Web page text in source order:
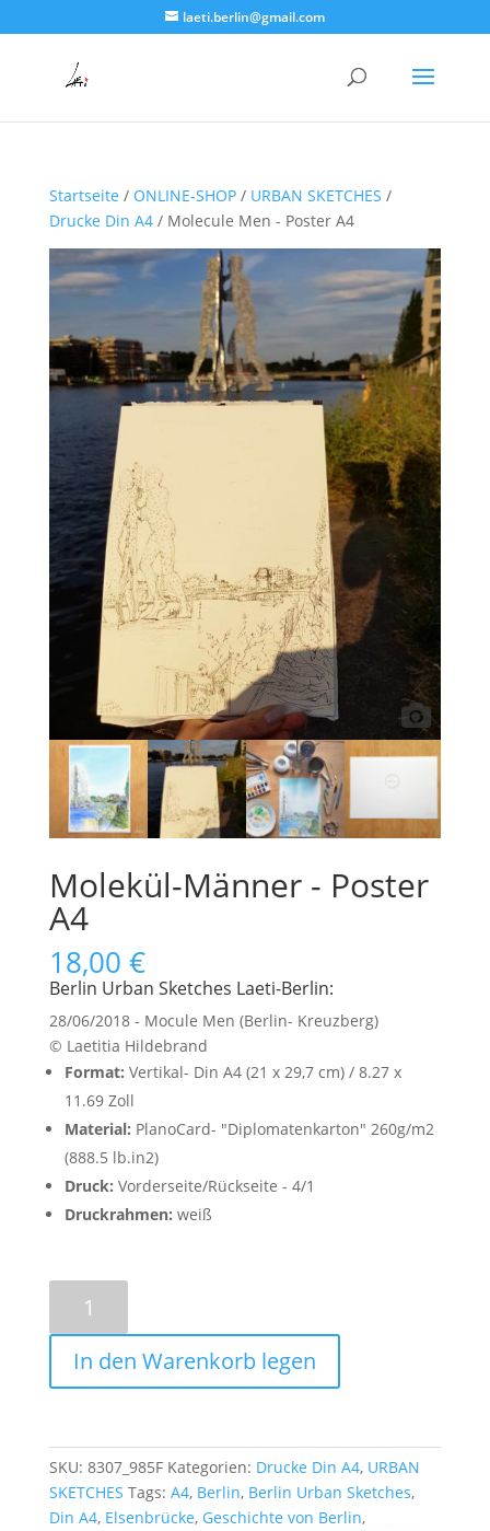
laeti.berlin@gmail.com
Startseite / ONLINE-SHOP/ URBAN SKETCHES /
Drucke Din A4/ Molecule Men - Poster A4
Molekül-Männer - Poster
A4
18,00 €
Berlin Urban Sketches Laeti-Berlin:
28/06/2018 - Mocule Men (Berlin- Kreuzberg)
© Laetitia Hildebrand
Format: Vertikal- Din A4 (21 x 29,7 cm) / 8.27 x
11.69 Zoll
Material: PlanoCard- "Diplomatenkarton" 260g/m2
(888.5 lb.in2)
Druck: Vorderseite/Rückseite - 4/1
Druckrahmen: weiß
-
Poster
A4
In den Warenkorb legen
SKU: 8307_985F Kategorien: Drucke Din A4, URBAN
SKETCHES Tags: A4, Berlin, Berlin Urban Sketches,
Din A4, Elsenbrücke, Geschichte von Berlin,